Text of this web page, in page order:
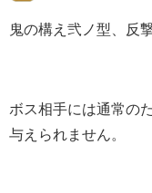
鬼の構え弐ノ型、反撃
ボス相手には通常の
与えられません。